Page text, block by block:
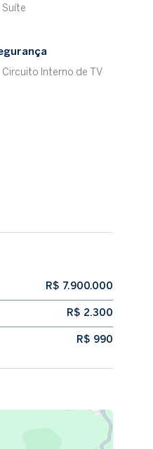
Suíte
Circuito Interno de TV
R$ 7.900.000
R$ 2.300
R$ 990